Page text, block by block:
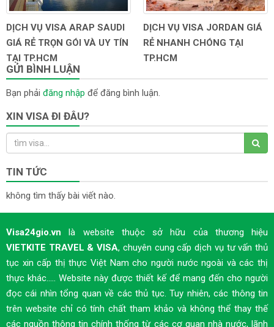
DỊCH VỤ VISA ARAP SAUDI
GIÁ RẺ TRỌN GÓI VÀ UY TÍN
TẠI TP.HCM
DỊCH VỤ VISA JORDAN GIÁ
RẺ NHANH CHÓNG TẠI
TP.HCM
GỬI BÌNH LUẬN
Bạn phải đăng nhập để đăng bình luận.
XIN VISA ĐI ĐÂU?
TIN TỨC
không tìm thấy bài viết nào.
Visa24gio.vn là website thuộc sở hữu của thương hiệu
VIETKITE TRAVEL & VISA, chuyên cung cấp dịch vụ tư vấn thủ
tục xin cấp thị thực Việt Nam cho người nước ngoài và các thị
thực khác..... Website này được thiết kế để mang đến cho người
đọc cái nhìn tổng quan về các thủ tục. Tuy nhiên, các thông tin
trên website chỉ có tính chất tham khảo và không thể thay thế
các nguồn thông tin chính thống từ các cơ quan nhà nước, lãnh